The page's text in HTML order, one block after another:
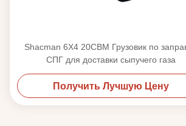
Shacman 6X4 20CBM Грузовик по
СПГ для доставки сыпучего газа
Получить Лучшую Цену